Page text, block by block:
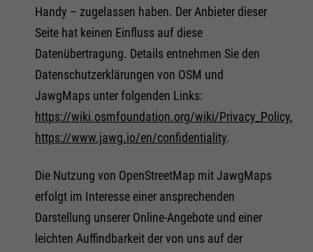
Handy – zugelassen haben. Der Anbieter dieser
Seite hat keinen Einfluss auf diese
Datenübertragung. Details entnehmen Sie den
Datenschutzerklärungen von OSM und
JawgMaps unter folgenden Links:
https://wiki.osmfoundation.org/wiki/Privacy_Policy,
https://www.jawg.io/en/confidentiality.
Die Nutzung von OpenStreetMap mit JawgMaps
erfolgt im Interesse einer ansprechenden
Darstellung unserer Online-Angebote und einer
leichten Auffindbarkeit der von uns auf der